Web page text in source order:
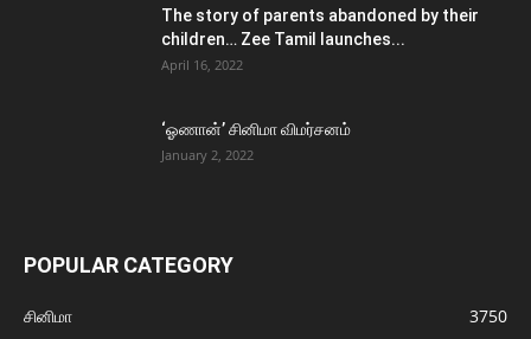
The story of parents abandoned by their
children… Zee Tamil launches...
April 16, 2022
‘ஓணான்’ சினிமா விமர்சனம்
January 2, 2022
POPULAR CATEGORY
சினிமா
3750